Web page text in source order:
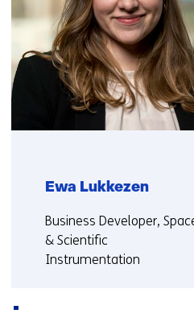
op)
Ewa Lukkezen
Functie:
Business Developer,
& Scientific
Instrumentation